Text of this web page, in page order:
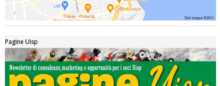
rivoluzioni"
Pagine Uisp